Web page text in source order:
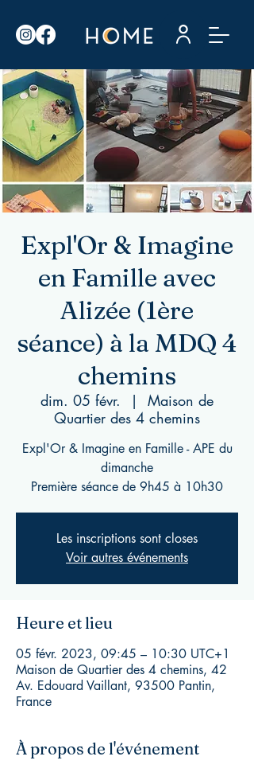
Expl'Or & Imagine
en Famille avec
Alizée (1ère
séance) à la MDQ 4
chemins
dim. 05 févr.
  |
Maison de
Quartier des 4 chemins
Expl'Or & Imagine en Famille - APE du
dimanche
Première séance de 9h45 à 10h30
Les inscriptions sont closes
Voir autres événements
Heure et lieu
05 févr. 2023, 09:45 – 10:30 UTC+1
Maison de Quartier des 4 chemins, 42
Av. Edouard Vaillant, 93500 Pantin,
France
À propos de l'événement